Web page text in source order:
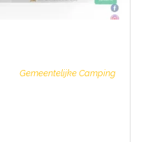
Gemeentelijke Camping